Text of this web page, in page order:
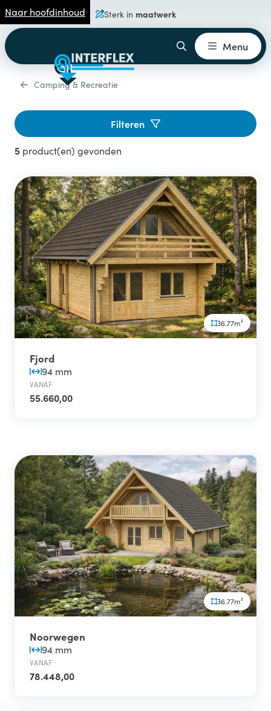
Naar hoofdinhoud Sterk in maatwerk
Menu
Camping & Recreatie
Filteren
5 product(en) gevonden
36.77m²
Fjord
94 mm
VANAF
55.660,00
36.77m²
Noorwegen
94 mm
VANAF
78.448,00